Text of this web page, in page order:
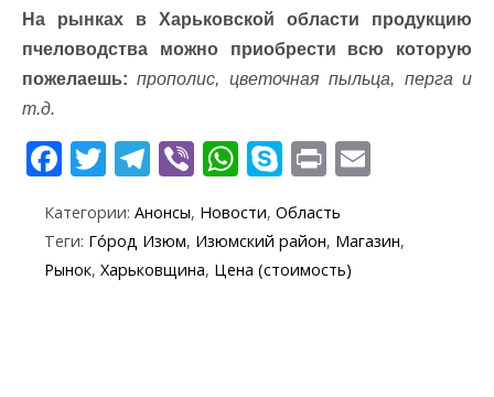
На рынках в Харьковской области продукцию
пчеловодства можно приобрести всю которую
пожелаешь:прополис, цветочная пыльца, перга и
т.д.
F
e
b
T
itt
er
T
e
gr
Vi
er
W
at
s
S
k
y
p
Pr
t ai
Категории: Анонсы, Новости, Область
Теги: Го́род Изюм, Изюмский район, Магазин,
Рынок, Харьковщина, Цена (стоимость)